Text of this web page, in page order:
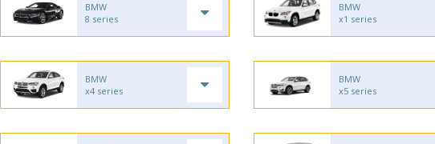
BMW
8 series
BMW
x1 series
BMW
x4 series
BMW
x5 series